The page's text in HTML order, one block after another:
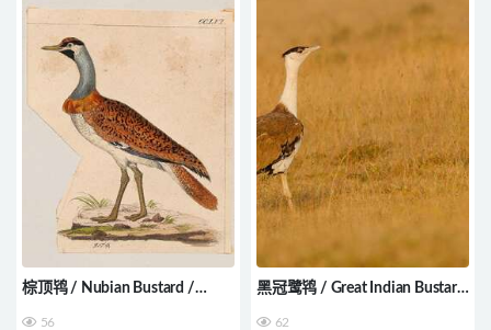
棕顶鸨 / Nubian Bustard /
56
黑冠鹭鸨 / Great Indian Bustard
62